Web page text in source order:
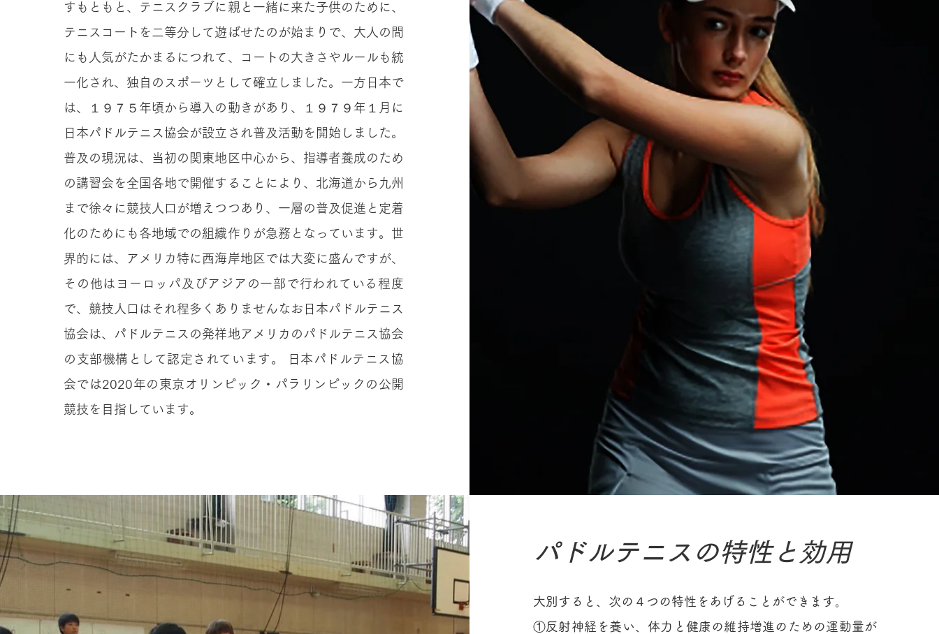
すもともと、テニスクラブに親と一緒に来た子供のために、
テニスコートを二等分して遊ばせたのが始まりで、大人の間
にも人気がたかまるにつれて、コートの大きさやルールも統
一化され、独自のスポーツとして確立しました。一方日本で
は、１９７５年頃から導入の動きがあり、１９７９年１月に
日本パドルテニス協会が設立され普及活動を開始しました。
普及の現況は、当初の関東地区中心から、指導者養成のため
の講習会を全国各地で開催することにより、北海道から九州
まで徐々に競技人口が増えつつあり、一層の普及促進と定着
化のためにも各地域での組織作りが急務となっています。世
界的には、アメリカ特に西海岸地区では大変に盛んですが、
その他はヨーロッパ及びアジアの一部で行われている程度
で、競技人口はそれ程多くありませんなお日本パドルテニス
協会は、パドルテニスの発祥地アメリカのパドルテニス協会
の支部機構として認定されています。 日本パドルテニス協
会では2020年の東京オリンピック・パラリンピックの公開
競技を目指しています。
パドルテニスの特性と効用
大別すると、次の４つの特性をあげることができます。
①反射神経を養い、体力と健康の維持増進のための運動量が